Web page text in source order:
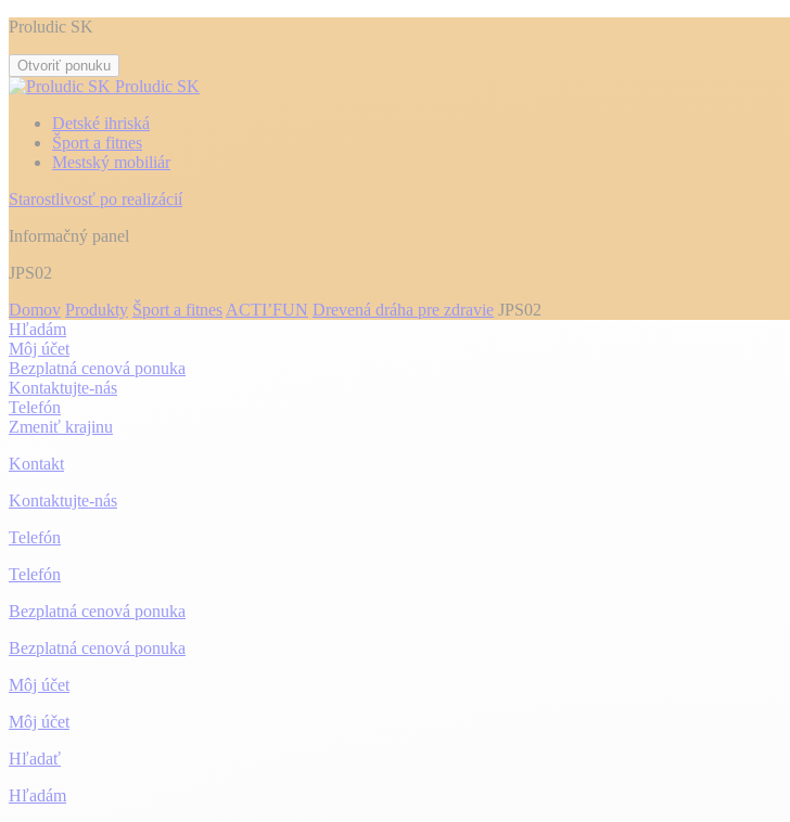
Proludic SK
Otvoriť ponuku
Proludic SK
Detské ihriská
Šport a fitnes
Mestský mobiliár
Starostlivosť po realizácií
Informačný panel
JPS02
Domov Produkty Šport a fitnes ACTI’FUN Drevená dráha pre zdravie JPS02
Hľadám
Môj účet
Bezplatná cenová ponuka
Kontaktujte-nás
Telefón
Zmeniť krajinu
Kontakt
Kontaktujte-nás
Telefón
Telefón
Bezplatná cenová ponuka
Bezplatná cenová ponuka
Môj účet
Môj účet
Hľadať
Hľadám